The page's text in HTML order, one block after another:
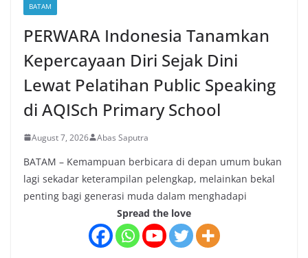
BATAM
PERWARA Indonesia Tanamkan
Kepercayaan Diri Sejak Dini
Lewat Pelatihan Public Speaking
di AQISch Primary School
August 7, 2026 Abas Saputra
BATAM – Kemampuan berbicara di depan umum bukan
lagi sekadar keterampilan pelengkap, melainkan bekal
penting bagi generasi muda dalam menghadapi
Spread the love